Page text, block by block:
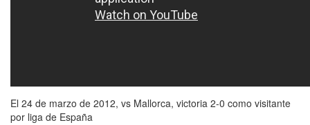
El 24 de marzo de 2012, vs Mallorca, victoria 2-0 como visitante
por liga de España